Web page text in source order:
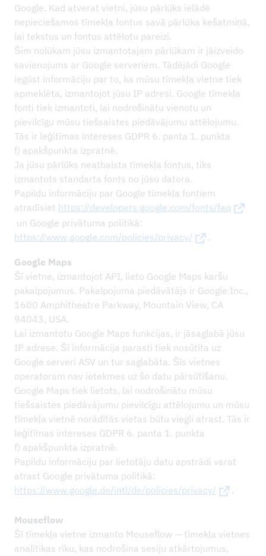
Google. Kad atverat vietni, jūsu pārlūks ielādē
nepieciešamos tīmekļa fontus savā pārlūka kešatmiņā,
lai tekstus un fontus attēlotu pareizi.
Šim nolūkam jūsu izmantotajam pārlūkam ir jāizveido
savienojums ar Google serveriem. Tādējādi Google
iegūst informāciju par to, ka mūsu tīmekļa vietne tiek
apmeklēta, izmantojot jūsu IP adresi. Google tīmekļa
fonti tiek izmantoti, lai nodrošinātu vienotu un
pievilcīgu mūsu tiešsaistes piedāvājumu attēlojumu.
Tās ir leģitīmas intereses GDPR 6. panta 1. punkta
f) apakšpunkta izpratnē.
Ja jūsu pārlūks neatbalsta tīmekļa fontus, tiks
izmantots standarta fonts no jūsu datora.
Papildu informāciju par Google tīmekļa fontiem
atradīsiet https://developers.google.com/fonts/faq
un Google privātuma politikā:
https://www.google.com/policies/privacy/
.
Google Maps
Šī vietne, izmantojot API, lieto Google Maps karšu
pakalpojumus. Pakalpojuma piedāvātājs ir Google Inc.,
1600 Amphitheatre Parkway, Mountain View, CA
94043, USA.
Lai izmantotu Google Maps funkcijas, ir jāsaglabā jūsu
IP adrese. Šī informācija parasti tiek nosūtīta uz
Google serveri ASV un tur saglabāta. Šīs vietnes
operatoram nav ietekmes uz šo datu pārsūtīšanu.
Google Maps tiek lietots, lai nodrošinātu mūsu
tiešsaistes piedāvājumu pievilcīgu attēlojumu un mūsu
tīmekļa vietnē norādītās vietas būtu viegli atrast. Tās ir
leģitīmas intereses GDPR 6. panta 1. punkta
f) apakšpunkta izpratnē.
Papildu informāciju par lietotāju datu apstrādi varat
atrast Google privātuma politikā:
https://www.google.de/intl/de/policies/privacy/
.
Mouseflow
Šī tīmekļa vietne izmanto Mouseflow — tīmekļa vietnes
analītikas rīku, kas nodrošina sesiju atkārtojumus,